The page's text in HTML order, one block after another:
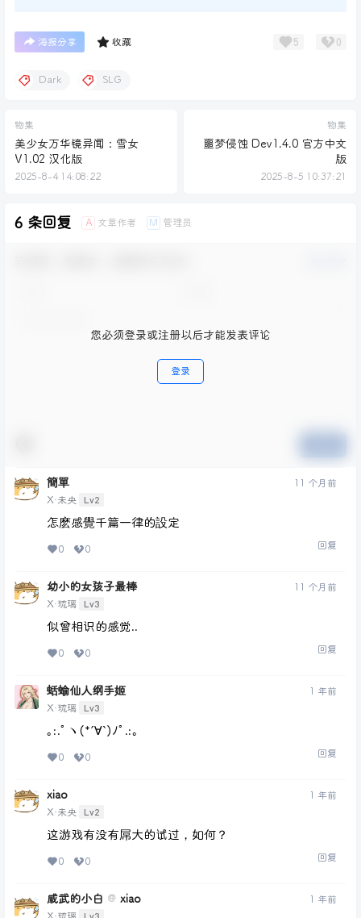
海报分享 收藏 5 0
Dark SLG
物集
美少女万华镜异闻：雪女
V1.02 汉化版
2025-8-4 14:08:22
物集
噩梦侵蚀 Dev1.4.0 官方中文
版
2025-8-5 10:37:21
6 条回复 A 文章作者 M 管理员
您必须登录或注册以后才能发表评论
登录
簡單
X·未央 Lv2
11 个月前
怎麽感覺千篇一律的設定
0 0 回复
幼小的女孩子最棒
X·琉璃 Lv3
11 个月前
似曾相识的感觉..
0 0 回复
蛞蝓仙人纲手姬
X·琉璃 Lv3
1 年前
｡:.ﾟヽ(*´∀`)ﾉﾟ.:｡
0 0 回复
xiao
X·未央 Lv2
1 年前
这游戏有没有屌大的试过，如何？
0 0 回复
威武的小白 @ xiao 1 年前